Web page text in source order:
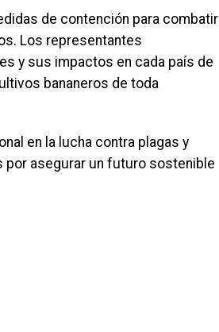
de contención para combatir
Los representantes
y sus impactos en cada país de
bananeros de toda
en la lucha contra plagas y
por asegurar un futuro sostenible